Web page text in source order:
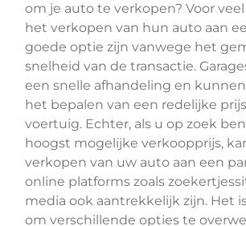
om je auto te verkopen? Voor
het verkopen van hun auto aan
goede optie zijn vanwege het
snelheid van de transactie.
een snelle afhandeling en
het bepalen van een redelijke
voertuig. Echter, als u op zoek
hoogst mogelijke verkoopprijs,
verkopen van uw auto aan een
online platforms zoals
media ook aantrekkelijk zijn. Het
om verschillende opties te